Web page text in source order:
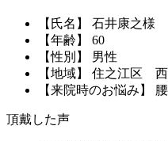
【氏名】 石井康之様
【年齢】 60
【性別】 男性
【地域】 住之江区
【来院時のお悩み】
頂戴した声